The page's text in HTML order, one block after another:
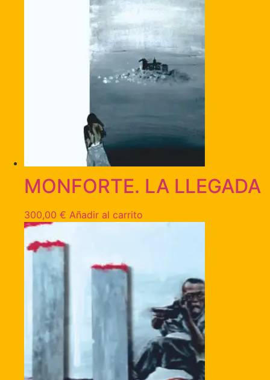
MONFORTE. LA LLEGADA
300,00 € Añadir al carrito